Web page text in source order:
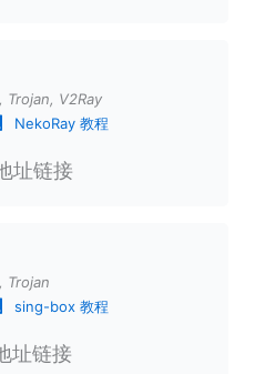
, Trojan, V2Ray
NekoRay 教程
址链接
, Trojan
sing-box 教程
址链接